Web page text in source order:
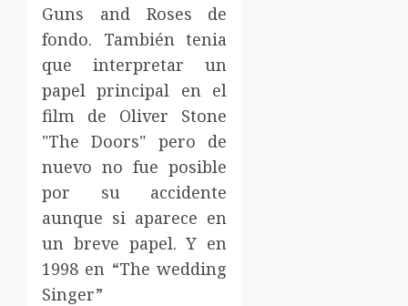
Guns and Roses de
fondo. También tenia
que interpretar un
papel principal en el
film de Oliver Stone
"The Doors" pero de
nuevo no fue posible
por su accidente
aunque si aparece en
un breve papel. Y en
1998 en “The wedding
Singer”